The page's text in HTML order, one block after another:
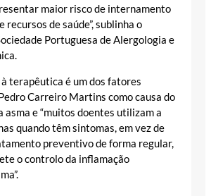
maior risco de internamento
recursos de saúde”, sublinha o
Portuguesa de Alergologia e
terapêutica é um dos fatores
Carreiro Martins como causa do
asma e “muitos doentes utilizam a
quando têm sintomas, em vez de
preventivo de forma regular,
o controlo da inflamação